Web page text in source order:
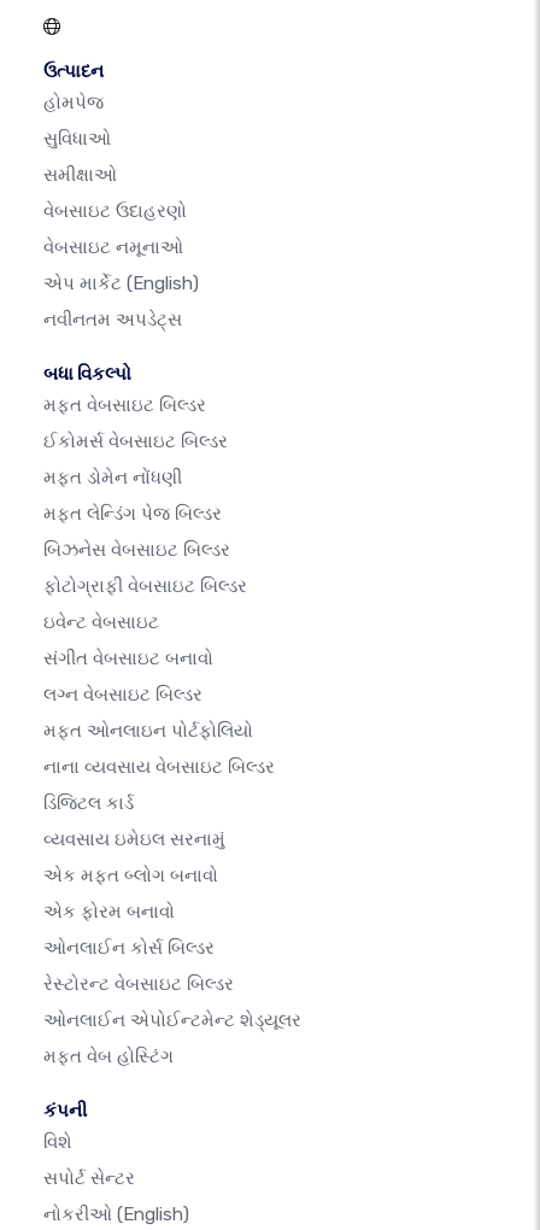
ઉત્પાદન
હોમપેજ
સુવિધાઓ
સમીક્ષાઓ
વેબસાઇટ ઉદાહરણો
વેબસાઇટ નમૂનાઓ
એપ માર્કેટ (English)
નવીનતમ અપડેટ્સ
બધા વિકલ્પો
મફત વેબસાઇટ બિલ્ડર
ઈકોમર્સ વેબસાઇટ બિલ્ડર
મફત ડોમેન નોંધણી
મફત લેન્ડિંગ પેજ બિલ્ડર
બિઝનેસ વેબસાઇટ બિલ્ડર
ફોટોગ્રાફી વેબસાઇટ બિલ્ડર
ઇવેન્ટ વેબસાઇટ
સંગીત વેબસાઇટ બનાવો
લગ્ન વેબસાઇટ બિલ્ડર
મફત ઓનલાઇન પોર્ટફોલિયો
નાના વ્યવસાય વેબસાઇટ બિલ્ડર
ડિજિટલ કાર્ડ
વ્યવસાય ઇમેઇલ સરનામું
એક મફત બ્લોગ બનાવો
એક ફોરમ બનાવો
ઓનલાઈન કોર્સ બિલ્ડર
રેસ્ટોરન્ટ વેબસાઇટ બિલ્ડર
ઓનલાઈન એપોઈન્ટમેન્ટ શેડ્યૂલર
મફત વેબ હોસ્ટિંગ
કંપની
વિશે
સપોર્ટ સેન્ટર
નોકરીઓ (English)